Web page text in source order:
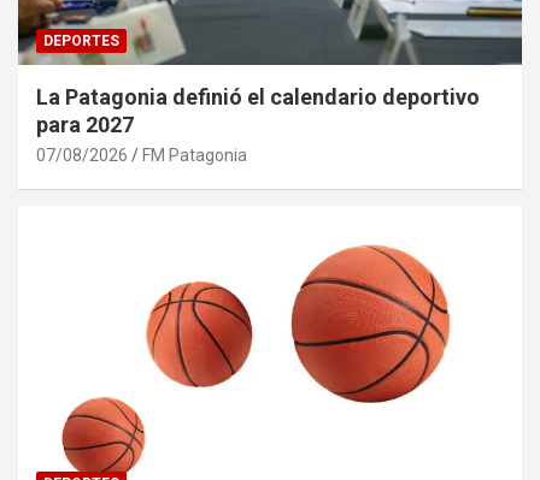
DEPORTES
La Patagonia definió el calendario deportivo
para 2027
07/08/2026 FM Patagonia